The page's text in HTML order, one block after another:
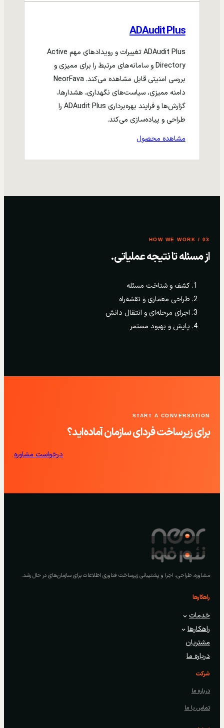
ADAudit Plus
ADAudit Plus تغییرات و رویدادهای مهم Active
Directory و سامانه‌های مرتبط را برای ممیزی و
بررسی امنیتی قابل مشاهده می‌کند. NeorFava
دامنه ممیزی، سیاست‌های نگهداری، هشدارها،
گزارش‌ها و فرایند بهره‌برداری ADAudit Plus را
طراحی و پیاده‌سازی می‌کند.
مشاهده محصول
03 / HOW WE WORK
از مسئله تا نتیجه عملیاتی.
کشف و شناخت مسئله
طراحی معماری و نقشه‌راه
اجرای مرحله‌ای و انتقال دانش
پایش و بهبود مستمر
START A CONVERSATION
برای زیرساخت فردای سازمان آماده‌اید؟
درخواست مشاوره
مشاوره، طراحی، اجرا و پشتیبانی زیرساخت فناوری اطلاعات برای سازمان‌های در حال رشد.
راهکارها
خدمات
راهکارها
مشتریان
درباره ما
شرکت
درباره ما
تماس با ما